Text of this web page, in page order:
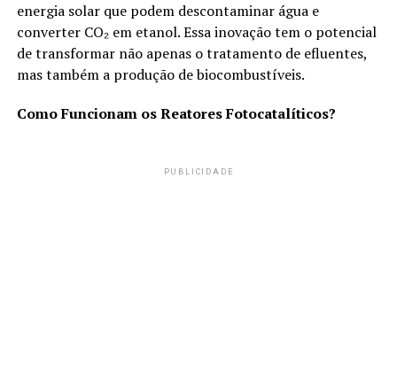
energia solar que podem descontaminar água e
converter CO₂ em etanol. Essa inovação tem o potencial
de transformar não apenas o tratamento de efluentes,
mas também a produção de biocombustíveis.
Como Funcionam os Reatores Fotocatalíticos?
PUBLICIDADE